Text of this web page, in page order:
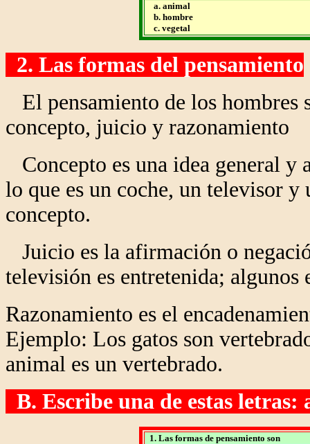
a. animal
b. hombre
c. vegetal
2. Las formas del pensamiento
El pensamiento de los hombres
concepto, juicio y razonamiento
Concepto es una idea general y
lo que es un coche, un televisor y
concepto.
Juicio es la afirmación o
televisión es entretenida; algunos
Razonamiento es el
Ejemplo: Los gatos son
animal es un vertebrado.
B. Escribe una de estas letras:
1. Las formas de pensamiento son